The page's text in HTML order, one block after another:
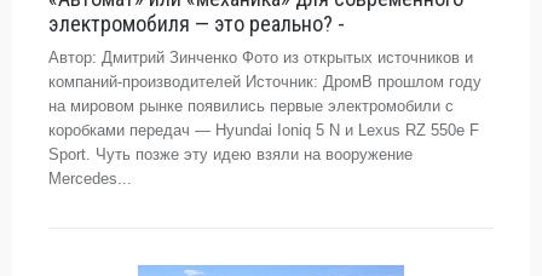
электромобиля — это реально? -
Автор: Дмитрий Зинченко Фото из открытых источников и
компаний-производителей Источник: ДромВ прошлом году
на мировом рынке появились первые электромобили с
коробками передач — Hyundai Ioniq 5 N и Lexus RZ 550e F
Sport. Чуть позже эту идею взяли на вооружение
Mercedes...